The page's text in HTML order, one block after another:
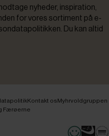
nyheder, inspiration,
for vores sortiment på e-
Du kan altid
Kontakt os Myhrvoldgruppen
Færøerne